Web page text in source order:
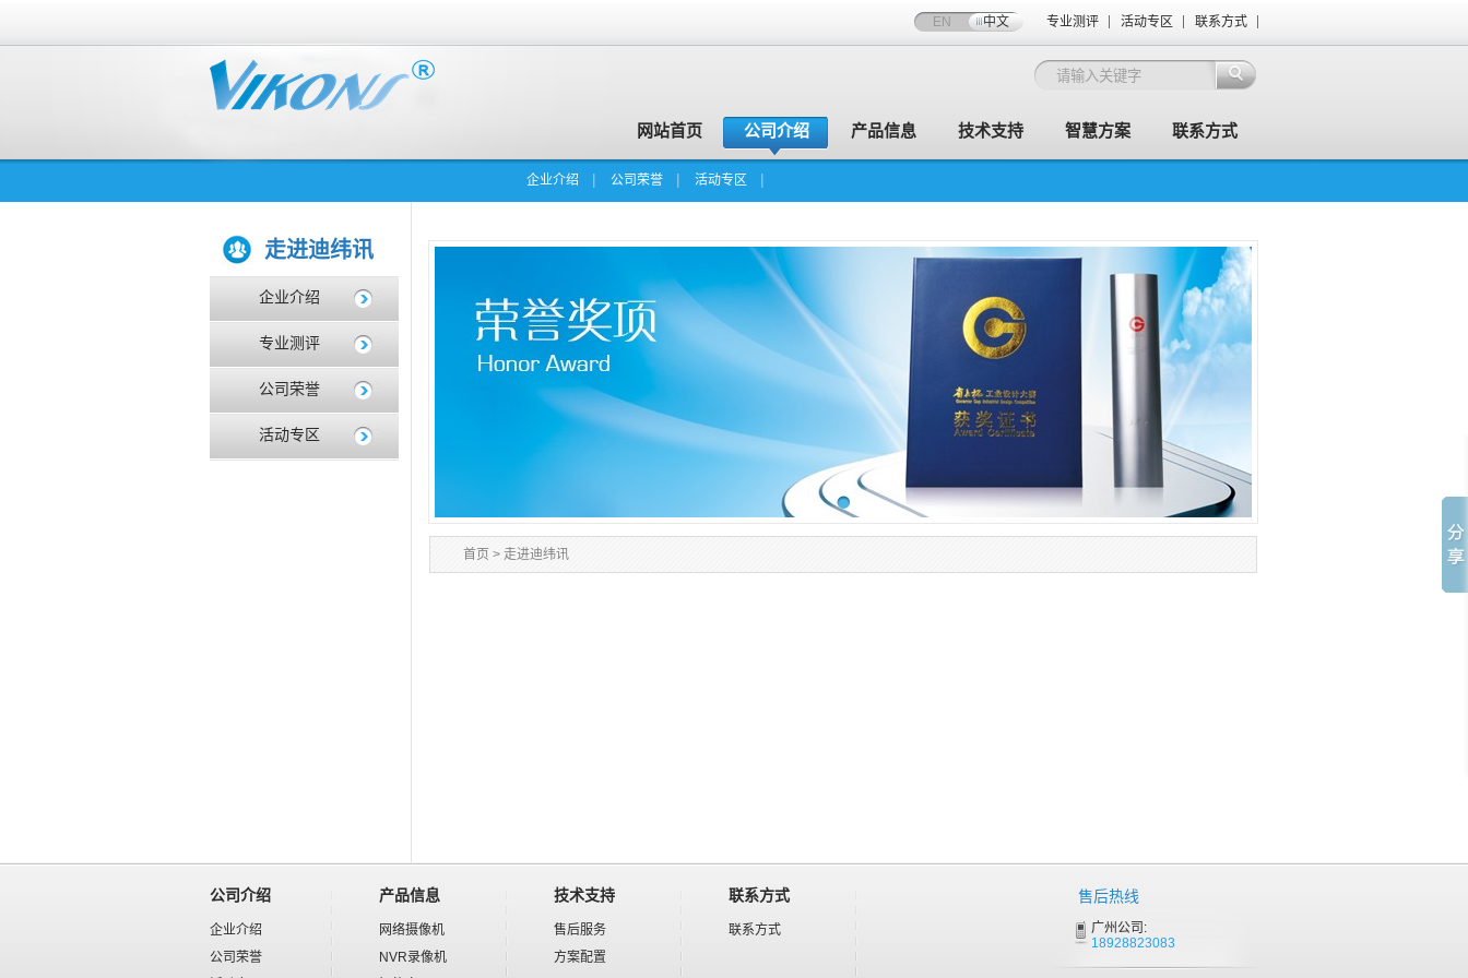
专业测评 活动专区 联系方式
EN 中文
网站首页 公司介绍
企业介绍 公司荣誉 活动专区
产品信息 技术支持 智慧方案 联系方式
走进迪纬讯
企业介绍
专业测评
公司荣誉
活动专区
首页 > 走进迪纬讯
公司介绍
企业介绍
公司荣誉
产品信息
网络摄像机
NVR录像机
技术支持
售后服务
方案配置
联系方式
联系方式
售后热线
广州公司:
18928823083